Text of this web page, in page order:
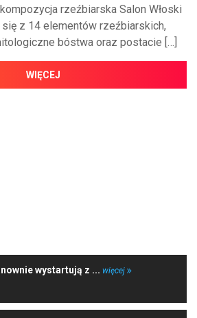
rzeźbiarska Salon Włoski
się z 14 elementów rzeźbiarskich,
bóstwa oraz postacie […]
WIĘCEJ
wystartują z ... więcej